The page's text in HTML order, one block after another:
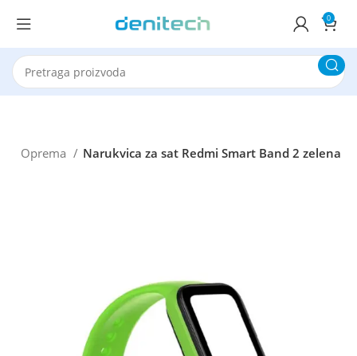
0
Oprema Narukvica za sat Redmi Smart Band 2 zelena